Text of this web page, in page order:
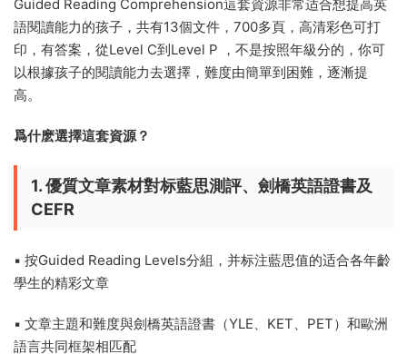
Guided Reading 方法這麽好，那在家裏有什麽材料能夠輔助訓
子，同時它也可以作爲英語閱讀課的題材。
導性閱讀理解專項訓練紙練習冊